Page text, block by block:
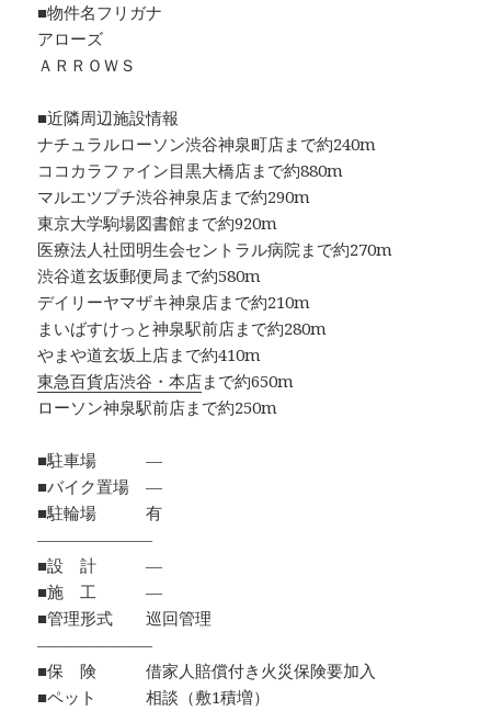
■物件名フリガナ
アローズ
ＡＲＲＯＷＳ
■近隣周辺施設情報
ナチュラルローソン渋谷神泉町店まで約240m
ココカラファイン目黒大橋店まで約880m
マルエツプチ渋谷神泉店まで約290m
東京大学駒場図書館まで約920m
医療法人社団明生会セントラル病院まで約270m
渋谷道玄坂郵便局まで約580m
デイリーヤマザキ神泉店まで約210m
まいばすけっと神泉駅前店まで約280m
やまや道玄坂上店まで約410m
東急百貨店渋谷・本店まで約650m
ローソン神泉駅前店まで約250m
■駐車場 ―
■バイク置場 ―
■駐輪場 有
―――――――
■設 計 ―
■施 工 ―
■管理形式 巡回管理
―――――――
■保 険 借家人賠償付き火災保険要加入
■ペット 相談（敷1積増）